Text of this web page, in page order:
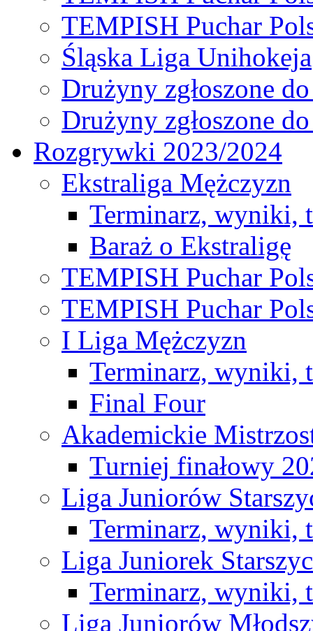
TEMPISH Puchar
Śląska Liga Unihokeja
Drużyny zgłoszone
Drużyny zgłoszone
Rozgrywki 2023/2024
Ekstraliga Mężczyzn
Terminarz, wyniki,
Baraż o Ekstraligę
TEMPISH Puchar
TEMPISH Puchar
I Liga Mężczyzn
Terminarz, wyniki,
Final Four
Akademickie
Turniej finałowy
Liga Juniorów
Terminarz, wyniki,
Liga Juniorek
Terminarz, wyniki,
Liga Juniorów